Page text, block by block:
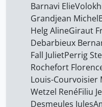
Barnavi Elie
Grandjean Michel
Helg AlineGiraut
Debarbieux
Fall JulietPerrig
Rochefort
Louis-Courvoisier
Wetzel RenéFiliu
Desmeules Jules